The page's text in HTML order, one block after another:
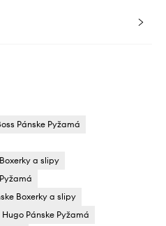
Pánske Pyžamá
a slipy
Boxerky a slipy
Hugo Pánske Pyžamá